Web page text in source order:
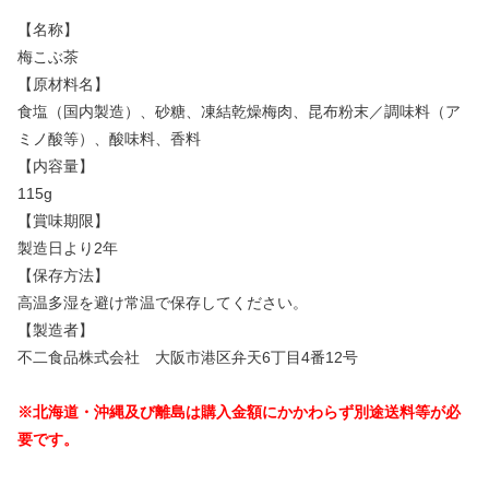
【名称】
梅こぶ茶
【原材料名】
食塩（国内製造）、砂糖、凍結乾燥梅肉、昆布粉末／調味料（ア
ミノ酸等）、酸味料、香料
【内容量】
115g
【賞味期限】
製造日より2年
【保存方法】
高温多湿を避け常温で保存してください。
【製造者】
不二食品株式会社 大阪市港区弁天6丁目4番12号
※北海道・沖縄及び離島は購入金額にかかわらず別途送料等が必
要です。